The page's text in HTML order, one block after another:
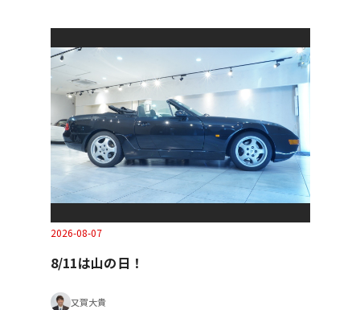
2026-08-07
8/11は山の日！
又賀大貴